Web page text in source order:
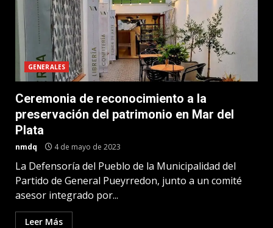
GENERALES
Ceremonia de reconocimiento a la
preservación del patrimonio en Mar del
Plata
nmdq 4 de mayo de 2023
La Defensoría del Pueblo de la Municipalidad del
Partido de General Pueyrredon, junto a un comité
asesor integrado por...
Leer Más